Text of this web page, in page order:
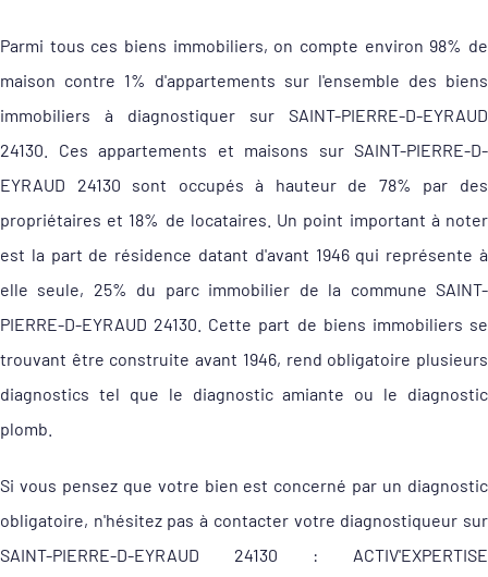
Parmi tous ces biens immobiliers, on compte environ 98% de
maison contre 1% d'appartements sur l'ensemble des biens
immobiliers à diagnostiquer sur SAINT-PIERRE-D-EYRAUD
24130. Ces appartements et maisons sur SAINT-PIERRE-D-
EYRAUD 24130 sont occupés à hauteur de 78% par des
propriétaires et 18% de locataires. Un point important à noter
est la part de résidence datant d'avant 1946 qui représente à
elle seule, 25% du parc immobilier de la commune SAINT-
PIERRE-D-EYRAUD 24130. Cette part de biens immobiliers se
trouvant être construite avant 1946, rend obligatoire plusieurs
diagnostics tel que le diagnostic amiante ou le diagnostic
plomb.
Si vous pensez que votre bien est concerné par un diagnostic
obligatoire, n'hésitez pas à contacter votre diagnostiqueur sur
SAINT-PIERRE-D-EYRAUD 24130 : ACTIV'EXPERTISE